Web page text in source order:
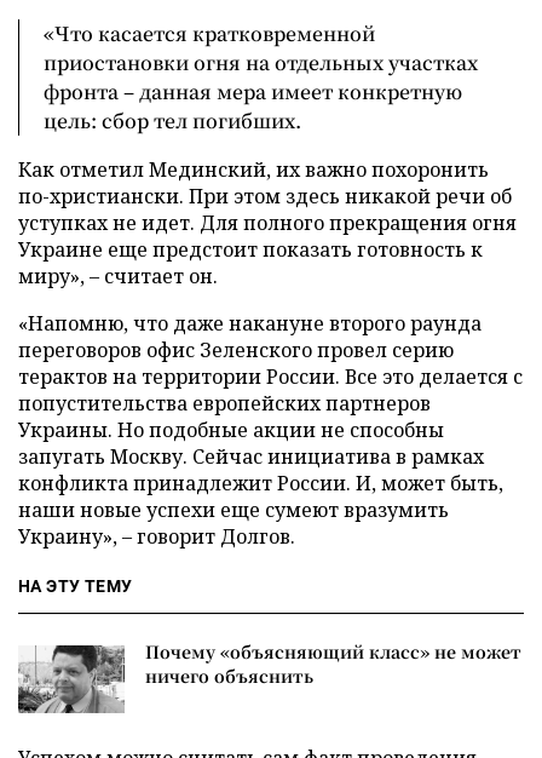
«Что касается кратковременной
приостановки огня на отдельных участках
фронта – данная мера имеет конкретную
цель: сбор тел погибших.
Как отметил Мединский, их важно похоронить
по-христиански. При этом здесь никакой речи об
уступках не идет. Для полного прекращения огня
Украине еще предстоит показать готовность к
миру», – считает он.
«Напомню, что даже накануне второго раунда
переговоров офис Зеленского провел серию
терактов на территории России. Все это делается с
попустительства европейских партнеров
Украины. Но подобные акции не способны
запугать Москву. Сейчас инициатива в рамках
конфликта принадлежит России. И, может быть,
наши новые успехи еще сумеют вразумить
Украину», – говорит Долгов.
НА ЭТУ ТЕМУ
Почему «объясняющий класс» не может
ничего объяснить